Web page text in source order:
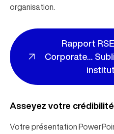
organisation.
Rapport
Corporate...
Asseyez votre crédibilité
Votre présentation